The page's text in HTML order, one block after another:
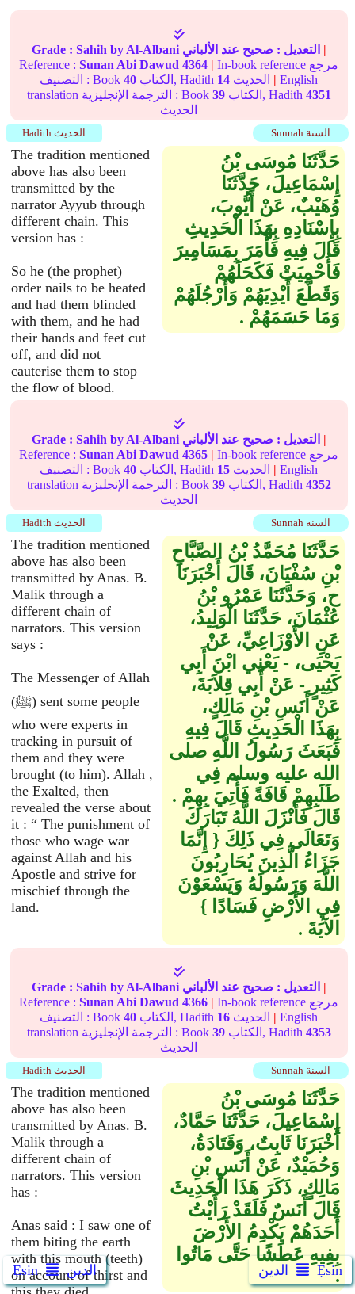
Ẹsin الدين الدين Ẹsin
Grade : Sahih by Al-Albani التعديل : صحيح عند الألباني
|
Reference :Sunan Abi Dawud 4364 | In-book reference مرجع
التصنيف : Book40 الكتاب, Hadith 14 | English
translation الترجمة الإنجليزية : Book 39 الكتاب, Hadith 4351
الحديث
Sunnah السنة Hadith الحديث
The tradition mentioned
above has also been
transmitted by the
narrator Ayyub through
different chain. This
version has :
So he (the prophet)
order nails to be heated
and had them blinded
with them, and he had
their hands and feet cut
off, and did not
cauterise them to stop
the flow of blood.
حَدَّثَنَا مُوسَى بْنُ
إِسْمَاعِيلَ، حَدَّثَنَا
وُهَيْبٌ، عَنْ أَيُّوبَ،
بِإِسْنَادِهِ بِهَذَا الْحَدِيثِ
قَالَ فِيهِ فَأَمَرَ بِمَسَامِيرَ
فَأُحْمِيَتْ فَكَحَلَهُمْ
وَقَطَّعَ أَيْدِيَهُمْ وَأَرْجُلَهُمْ
وَمَا حَسَمَهُمْ ‏.‏
Grade : Sahih by Al-Albani التعديل : صحيح عند الألباني
|
Reference :Sunan Abi Dawud 4365 | In-book reference مرجع
التصنيف : Book40 الكتاب, Hadith 15 | English
translation الترجمة الإنجليزية : Book 39 الكتاب, Hadith 4352
الحديث
Sunnah السنة Hadith الحديث
The tradition mentioned
above has also been
transmitted by Anas. B.
Malik through a
different chain of
narrators. This version
says :
The Messenger of Allah
(ﷺ) sent some people
who were experts in
tracking in pursuit of
them and they were
brought (to him). Allah ,
the Exalted, then
revealed the verse about
it : “ The punishment of
those who wage war
against Allah and his
Apostle and strive for
mischief through the
land.
حَدَّثَنَا مُحَمَّدُ بْنُ الصَّبَّاحِ
بْنِ سُفْيَانَ، قَالَ أَخْبَرَنَا
ح، وَحَدَّثَنَا عَمْرُو بْنُ
عُثْمَانَ، حَدَّثَنَا الْوَلِيدُ،
عَنِ الأَوْزَاعِيِّ، عَنْ
يَحْيَى، - يَعْنِي ابْنَ أَبِي
كَثِيرٍ - عَنْ أَبِي قِلاَبَةَ،
عَنْ أَنَسِ بْنِ مَالِكٍ،
بِهَذَا الْحَدِيثِ قَالَ فِيهِ
فَبَعَثَ رَسُولُ اللَّهِ صلى
الله عليه وسلم فِي
طَلَبِهِمْ قَافَةً فَأُتِيَ بِهِمْ ‏.‏
قَالَ فَأَنْزَلَ اللَّهُ تَبَارَكَ
وَتَعَالَى فِي ذَلِكَ ‏{‏ إِنَّمَا
جَزَاءُ الَّذِينَ يُحَارِبُونَ
اللَّهَ وَرَسُولَهُ وَيَسْعَوْنَ
فِي الأَرْضِ فَسَادًا ‏}‏
الآيَةَ ‏.‏
Grade : Sahih by Al-Albani التعديل : صحيح عند الألباني
|
Reference :Sunan Abi Dawud 4366 | In-book reference مرجع
التصنيف : Book40 الكتاب, Hadith 16 | English
translation الترجمة الإنجليزية : Book 39 الكتاب, Hadith 4353
الحديث
Sunnah السنة Hadith الحديث
The tradition mentioned
above has also been
transmitted by Anas. B.
Malik through a
different chain of
narrators. This version
has :
Anas said : I saw one of
them biting the earth
with this mouth (teeth)
on account of thirst and
حَدَّثَنَا مُوسَى بْنُ
إِسْمَاعِيلَ، حَدَّثَنَا حَمَّادٌ،
أَخْبَرَنَا ثَابِتٌ، وَقَتَادَةُ،
وَحُمَيْدٌ، عَنْ أَنَسِ بْنِ
مَالِكٍ، ذَكَرَ هَذَا الْحَدِيثَ
قَالَ أَنَسٌ فَلَقَدْ رَأَيْتُ
أَحَدَهُمْ يَكْدِمُ الأَرْضَ
بِفِيهِ عَطَشًا حَتَّى مَاتُوا
‏.‏